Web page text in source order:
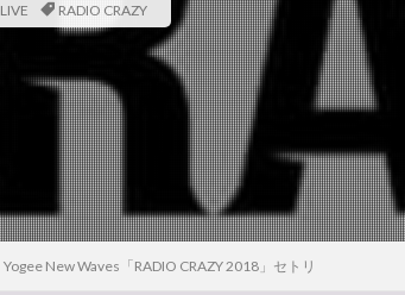
LIVE RADIO CRAZY
Yogee New Waves「RADIO CRAZY 2018」セトリ